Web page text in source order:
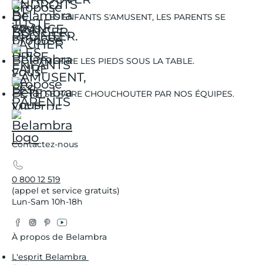
LES ENFANTS S'AMUSENT, LES PARENTS SE
DÉTENDENT.
METTRE LES PIEDS SOUS LA TABLE.
SE FAIRE CHOUCHOUTER PAR NOS ÉQUIPES.
Contactez-nous
0 800 12 519
(appel et service gratuits)
Lun-Sam 10h-18h
Facebook
Instagram
Pinterest
YouTube
À propos de Belambra
L'esprit Belambra